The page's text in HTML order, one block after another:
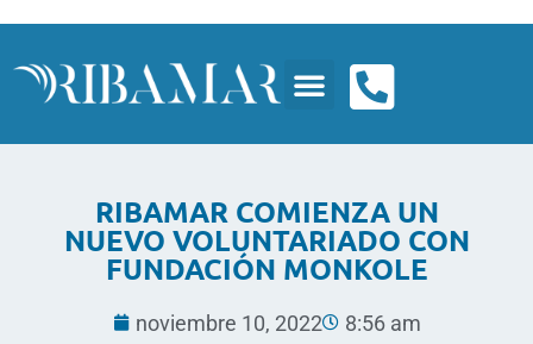
RIBAMAR COMIENZA UN
NUEVO VOLUNTARIADO CON
FUNDACIÓN MONKOLE
noviembre 10, 2022 8:56 am